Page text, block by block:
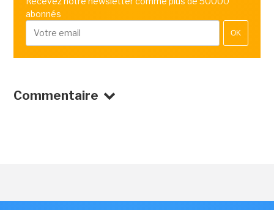
abonnés
OK
Commentaire